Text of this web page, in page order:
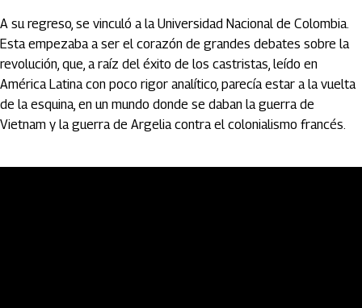
A su regreso, se vinculó a la Universidad Nacional de Colombia.
Esta empezaba a ser el corazón de grandes debates sobre la
revolución, que, a raíz del éxito de los castristas, leído en
América Latina con poco rigor analítico, parecía estar a la vuelta
de la esquina, en un mundo donde se daban la guerra de
Vietnam y la guerra de Argelia contra el colonialismo francés.